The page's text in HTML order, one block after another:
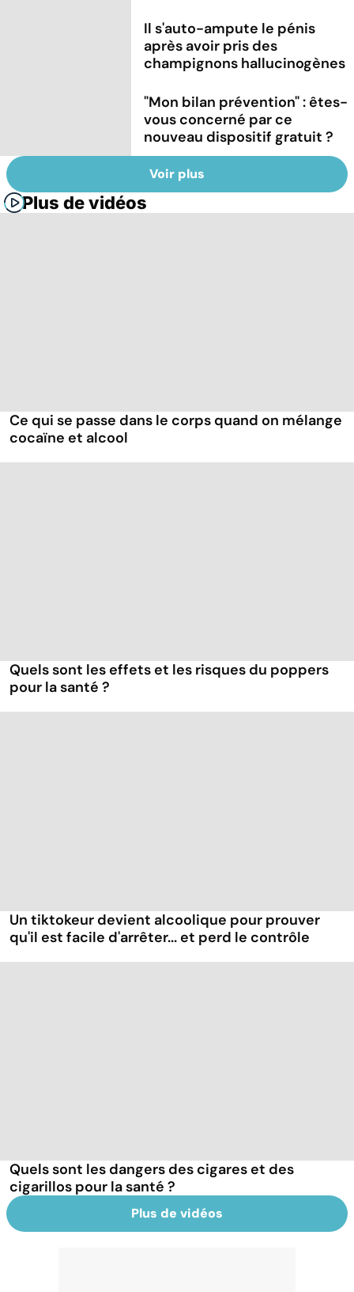
Il s'auto-ampute le pénis
après avoir pris des
champignons hallucinogènes
"Mon bilan prévention" : êtes-
vous concerné par ce
nouveau dispositif gratuit ?
Voir plus
Plus de vidéos
Ce qui se passe dans le corps quand on mélange
cocaïne et alcool
Quels sont les effets et les risques du poppers
pour la santé ?
Un tiktokeur devient alcoolique pour prouver
qu'il est facile d'arrêter... et perd le contrôle
Quels sont les dangers des cigares et des
cigarillos pour la santé ?
Plus de vidéos